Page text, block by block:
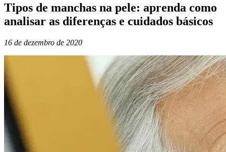
Tipos de manchas na pele: aprenda como
analisar as diferenças e cuidados básicos
16 de dezembro de 2020